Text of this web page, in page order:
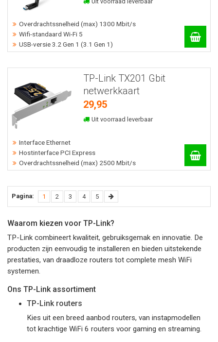
Overdrachtssnelheid (max) 1300 Mbit/s
Wifi-standaard Wi-Fi 5
USB-versie 3.2 Gen 1 (3.1 Gen 1)
TP-Link TX201 Gbit
netwerkkaart
29,95
Uit voorraad leverbaar
Interface Ethernet
Hostinterface PCI Express
Overdrachtssnelheid (max) 2500 Mbit/s
Pagina: 1 (current)
2 3 4 5 Volgende
Waarom kiezen voor TP-Link?
TP-Link combineert kwaliteit, gebruiksgemak en innovatie. De
producten zijn eenvoudig te installeren en bieden uitstekende
prestaties, van draadloze routers tot complete mesh WiFi
systemen.
Ons TP-Link assortiment
TP-Link routers
Kies uit een breed aanbod routers, van instapmodellen
tot krachtige WiFi 6 routers voor gaming en streaming.